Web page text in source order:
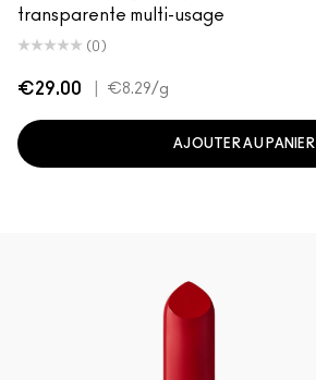
transparente multi-usage
(0)
€29.00 €8.29/g
AJOUTER AU PANIER